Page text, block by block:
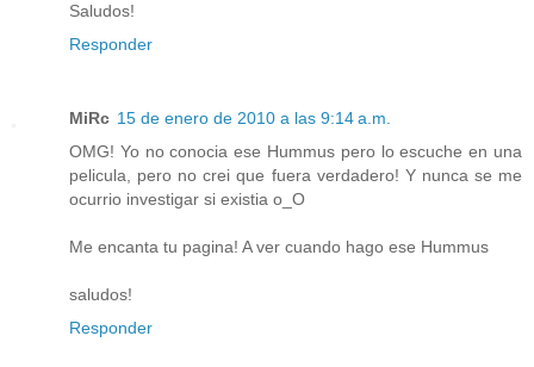
Saludos!
Responder
MiRc 15 de enero de 2010 a las 9:14 a.m.
OMG! Yo no conocia ese Hummus pero lo escuche en una
pelicula, pero no crei que fuera verdadero! Y nunca se me
ocurrio investigar si existia o_O
Me encanta tu pagina! A ver cuando hago ese Hummus
saludos!
Responder